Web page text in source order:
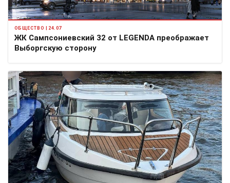
ОБЩЕСТВО | 24.07
ЖК Сампсониевский 32 от LEGENDA преображает
Выборгскую сторону